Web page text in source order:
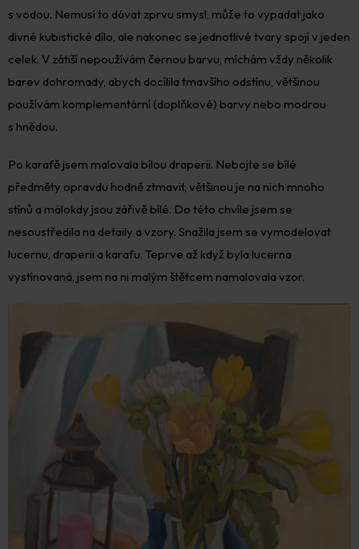
s vodou. Nemusí to dávat zprvu smysl, může to vypadat jako
divné kubistické dílo, ale nakonec se jednotlivé tvary spojí v jeden
celek. V zátiší nepoužívám černou barvu, míchám vždy několik
barev dohromady, abych docílila tmavšího odstínu, většinou
používám komplementární (doplňkové) barvy nebo modrou
s hnědou.
Po karafě jsem malovala bílou draperii. Nebojte se bílé
předměty opravdu hodně ztmavit, většinou je na nich mnoho
stínů a málokdy jsou zářivě bílé. Do této chvíle jsem se
nesoustředila na detaily a vzory. Snažila jsem se vymodelovat
lucernu, draperii a karafu. Teprve až když byla lucerna
vystínovaná, jsem na ni malým štětcem namalovala vzor.